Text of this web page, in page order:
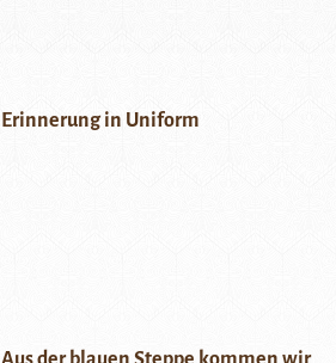
Erinnerung in Uniform